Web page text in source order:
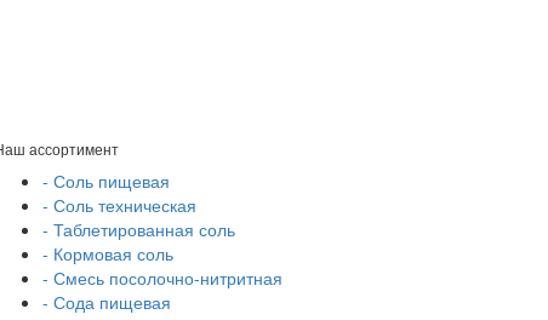
ассортимент
- Соль пищевая
- Соль техническая
- Таблетированная соль
- Кормовая соль
- Смесь посолочно-нитритная
- Сода пищевая